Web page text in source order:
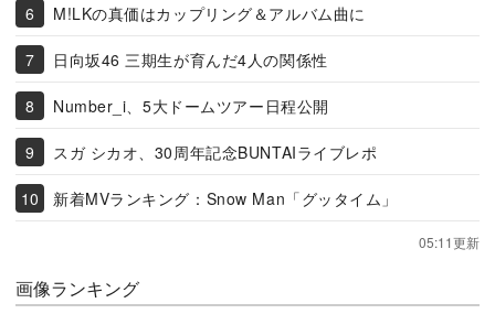
M!LKの真価はカップリング＆アルバム曲に
日向坂46 三期生が育んだ4人の関係性
Number_i、5大ドームツアー日程公開
スガ シカオ、30周年記念BUNTAIライブレポ
新着MVランキング：Snow Man「グッタイム」
05:11更新
画像ランキング